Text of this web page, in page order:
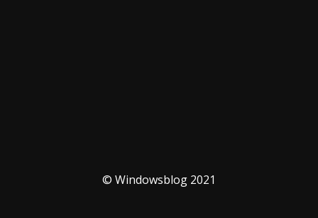
© Windowsblog 2021